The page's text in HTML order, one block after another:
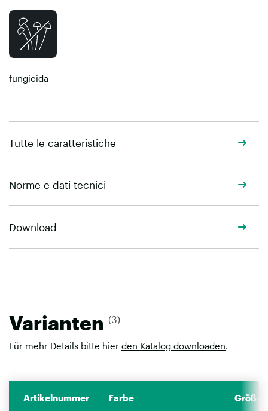
Tutte le caratteristiche
Norme e dati tecnici
Download
fungicida
Varianten (3)
Für mehr Details bitte hier den Katalog downloaden.
Artikelnummer Farbe Größe